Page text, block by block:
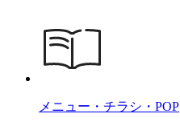
メニュー・チラシ・POP